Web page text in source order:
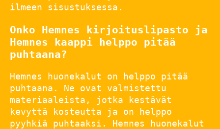
ilmeen sisustuksessa.
Onko Hemnes kirjoituslipasto ja
Hemnes kaappi helppo pitää
puhtaana?
Hemnes huonekalut on helppo pitää
puhtaana. Ne ovat valmistettu
materiaaleista, jotka kestävät
kevyttä kosteutta ja on helppo
pyyhkiä puhtaaksi. Hemnes huonekalut